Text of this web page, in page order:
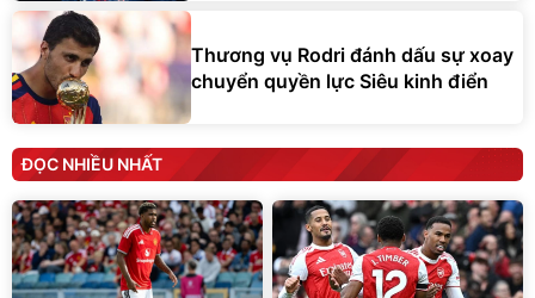
Thương vụ Rodri đánh dấu sự xoay
chuyển quyền lực Siêu kinh điển
ĐỌC NHIỀU NHẤT